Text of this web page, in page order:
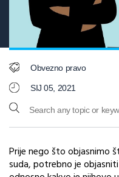
Obvezno pravo
SIJ 05, 2021
Prije nego što objasnimo
suda, potrebno je